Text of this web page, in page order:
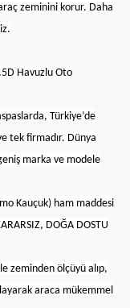
zeminini korur. Daha
Havuzlu Oto
Türkiye’de
tek firmadır. Dünya
marka ve modele
Kauçuk) ham maddesi
DOĞA DOSTU
zeminden ölçüyü alıp,
araca mükemmel